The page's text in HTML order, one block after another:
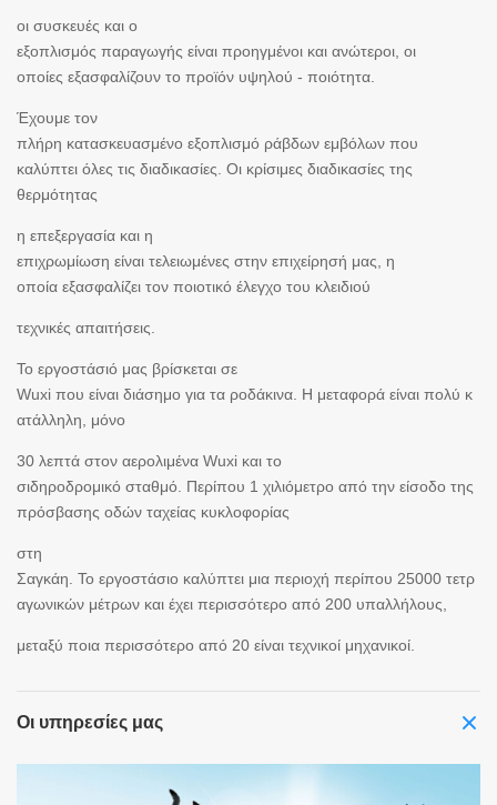
οι συσκευές και ο
εξοπλισμός παραγωγής είναι προηγμένοι και ανώτεροι, οι
οποίες εξασφαλίζουν το προϊόν υψηλού - ποιότητα.
Έχουμε τον
πλήρη κατασκευασμένο εξοπλισμό ράβδων εμβόλων που
καλύπτει όλες τις διαδικασίες. Οι κρίσιμες διαδικασίες της
θερμότητας
η επεξεργασία και η
επιχρωμίωση είναι τελειωμένες στην επιχείρησή μας, η
οποία εξασφαλίζει τον ποιοτικό έλεγχο του κλειδιού
τεχνικές απαιτήσεις.
Το εργοστάσιό μας βρίσκεται σε
Wuxi που είναι διάσημο για τα ροδάκινα. Η μεταφορά είναι πολύ κ
ατάλληλη, μόνο
30 λεπτά στον αερολιμένα Wuxi και το
σιδηροδρομικό σταθμό. Περίπου 1 χιλιόμετρο από την είσοδο της
πρόσβασης οδών ταχείας κυκλοφορίας
στη
Σαγκάη. Το εργοστάσιο καλύπτει μια περιοχή περίπου 25000 τετρ
αγωνικών μέτρων και έχει περισσότερο από 200 υπαλλήλους,
μεταξύ ποια περισσότερο από 20 είναι τεχνικοί μηχανικοί.
Οι υπηρεσίες μας